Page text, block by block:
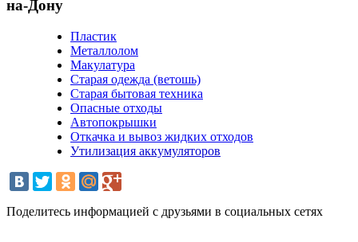
на-Дону
Пластик
Металлолом
Макулатура
Старая одежда (ветошь)
Старая бытовая техника
Опасные отходы
Автопокрышки
Откачка и вывоз жидких отходов
Утилизация аккумуляторов
Поделитесь информацией с друзьями в социальных сетях